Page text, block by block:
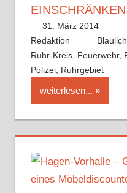
INSCHRÄNKEN
31. März 2014
Redaktion
Ruhr-Kreis, Feuerwehr,
Polizei, Ruhrgebiet
weiterlesen...